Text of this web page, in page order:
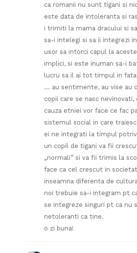
ca romanii nu sunt tigani si
este data de intoleranta si
i trimiti la mama dracului si
sa-i intelegi si sa ii integrezi
usor sa intorci capul la
implici, si este inuman sa-i
lucru sa il ai tot timpul in fata
… au sentimente, au vise au
copii care se nasc nevinovati,
cauza etniei vor face ce fac
sistemul social in care
ei ne integrati la timpul
un copil de tigani va fii
„normali” si va fii trimis la
face ca cel crescut in
inseamna diferenta de
noi trebuie sa-i integram pt
se integreze singuri pt ca nu
netoleranti ca tine.
o zi buna!